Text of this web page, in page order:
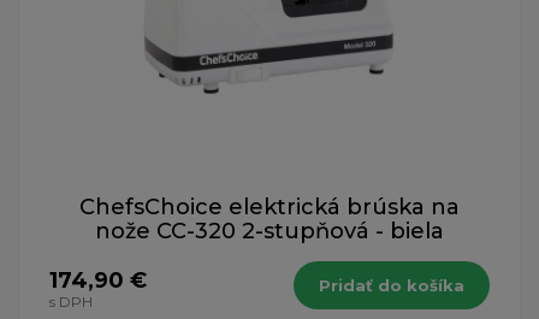
ChefsChoice elektrická brúska na
nože CC-320 2-stupňová - biela
174,90 €
s DPH
Pridať do košíka